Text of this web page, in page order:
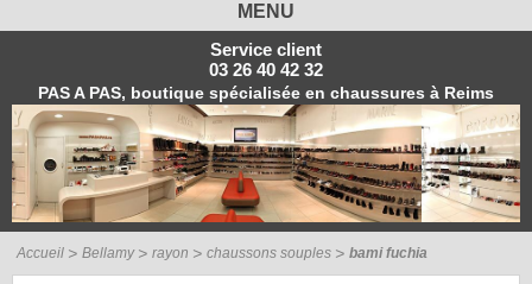
MENU
Service client
03 26 40 42 32
PAS A PAS, boutique spécialisée en chaussures à Reims
Accueil Bellamy rayon chaussons souples bami fuchia